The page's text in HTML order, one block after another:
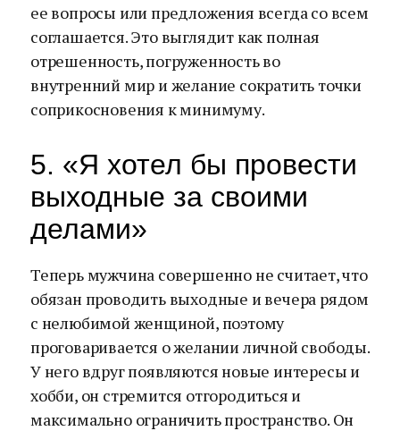
ее вопросы или предложения всегда со всем
соглашается. Это выглядит как полная
отрешенность, погруженность во
внутренний мир и желание сократить точки
соприкосновения к минимуму.
5. «Я хотел бы провести
выходные за своими
делами»
Теперь мужчина совершенно не считает, что
обязан проводить выходные и вечера рядом
с нелюбимой женщиной, поэтому
проговаривается о желании личной свободы.
У него вдруг появляются новые интересы и
хобби, он стремится отгородиться и
максимально ограничить пространство. Он